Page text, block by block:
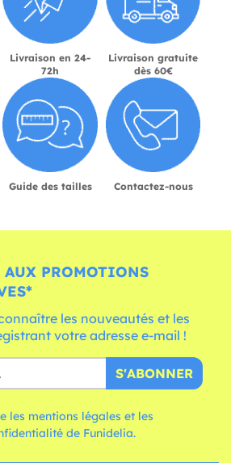
Livraison en 24-
72h
Livraison gratuite
dès 60€
Guide des tailles Contactez-nous
AUX PROMOTIONS
les nouveautés et les
votre adresse e-mail !
S'ABONNER
les mentions légales et les
de Funidelia.